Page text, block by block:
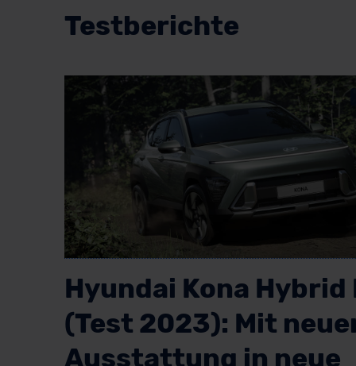
Testberichte
Hyundai Kona Hybrid
(Test 2023): Mit
Ausstattung in neue